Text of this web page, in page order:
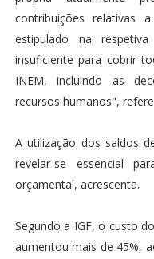
contribuições relativas
estipulado na
insuficiente para cobrir
INEM, incluindo as
recursos humanos",
A utilização dos saldos
revelar-se essencial
orçamental, acrescenta.
Segundo a IGF, o custo
aumentou mais de 45%,